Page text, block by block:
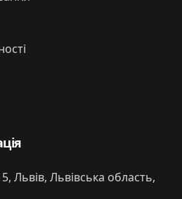
Львів, Львівська область,